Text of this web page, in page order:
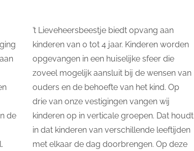
de
’t Lieveheersbeestje biedt opvang aan
kinderen van 0 tot 4 jaar. Kinderen worden
opgevangen in een huiselijke sfeer die
zoveel mogelijk aansluit bij de wensen van
ouders en de behoefte van het kind. Op
drie van onze vestigingen vangen wij
kinderen op in verticale groepen. Dat houdt
in dat kinderen van verschillende leeftijden
met elkaar de dag doorbrengen. Op deze